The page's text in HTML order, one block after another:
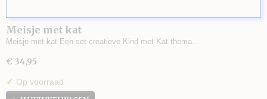
Meisje met kat
Meisje met kat Een set creatieve Kind met Kat thema…
€ 34,95
✓ Op voorraad